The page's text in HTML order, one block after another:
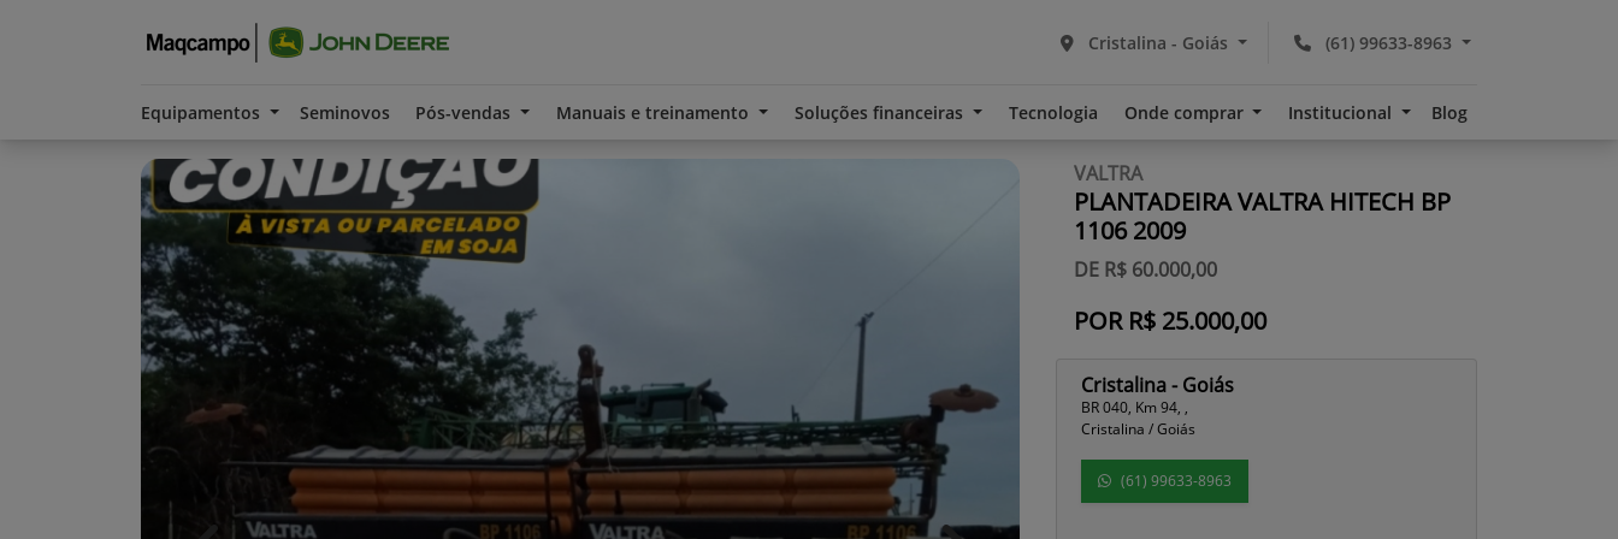
(61) 99633-8963
Cristalina - Goiás
Equipamentos Seminovos Pós-vendas Manuais e treinamento Soluções financeiras Tecnologia Onde comprar Institucional Blog
VALTRA
PLANTADEIRA VALTRA HITECH BP
1106 2009
DE R$ 60.000,00
POR R$ 25.000,00
Cristalina - Goiás
BR 040, Km 94, ,
Cristalina / Goiás
(61) 99633-8963